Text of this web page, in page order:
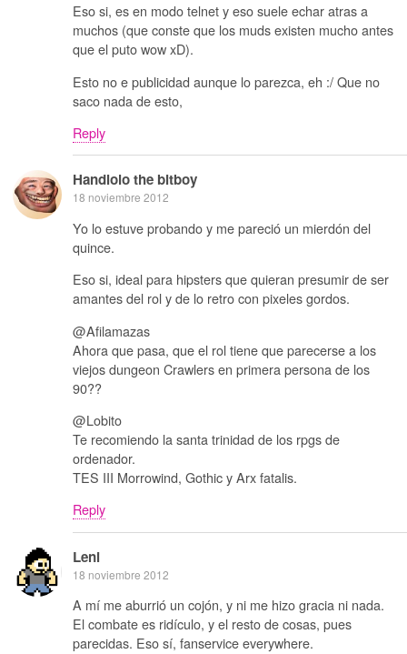
Eso si, es en modo telnet y eso suele echar atras a
muchos (que conste que los muds existen mucho antes
que el puto wow xD).
Esto no e publicidad aunque lo parezca, eh :/ Que no
saco nada de esto,
Reply
Handlolo the bitboy
18 noviembre 2012
Yo lo estuve probando y me pareció un mierdón del
quince.
Eso si, ideal para hipsters que quieran presumir de ser
amantes del rol y de lo retro con pixeles gordos.
@Afilamazas
Ahora que pasa, que el rol tiene que parecerse a los
viejos dungeon Crawlers en primera persona de los
90??
@Lobito
Te recomiendo la santa trinidad de los rpgs de
ordenador.
TES III Morrowind, Gothic y Arx fatalis.
Reply
Leni
18 noviembre 2012
A mí me aburrió un cojón, y ni me hizo gracia ni nada.
El combate es ridículo, y el resto de cosas, pues
parecidas. Eso sí, fanservice everywhere.